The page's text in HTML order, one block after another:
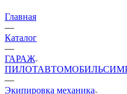
Главная
—
Каталог
—
ГАРАЖ
ПИЛОТАВТОМОБИЛЬ
—
Экипировка механика